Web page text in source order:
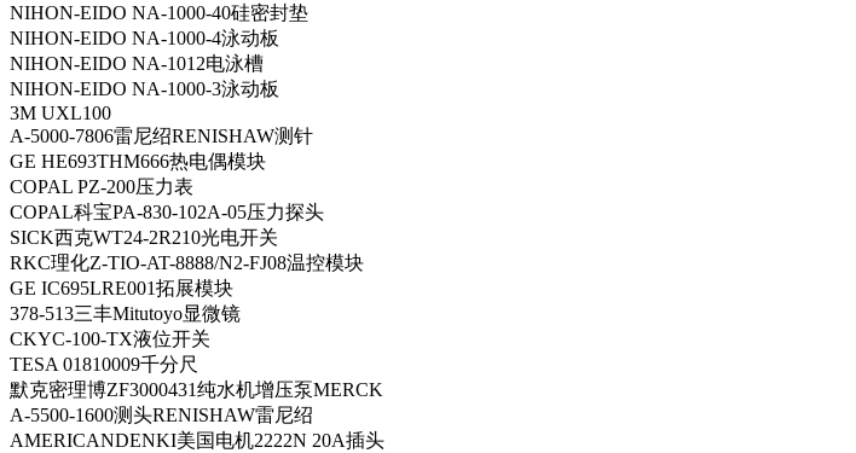
NIHON-EIDO NA-1000-40硅密封垫
NIHON-EIDO NA-1000-4泳动板
NIHON-EIDO NA-1012电泳槽
NIHON-EIDO NA-1000-3泳动板
3M UXL100
A-5000-7806雷尼绍RENISHAW测针
GE HE693THM666热电偶模块
COPAL PZ-200压力表
COPAL科宝PA-830-102A-05压力探头
SICK西克WT24-2R210光电开关
RKC理化Z-TIO-AT-8888/N2-FJ08温控模块
GE IC695LRE001拓展模块
378-513三丰Mitutoyo显微镜
CKYC-100-TX液位开关
TESA 01810009千分尺
默克密理博ZF3000431纯水机增压泵MERCK
A-5500-1600测头RENISHAW雷尼绍
AMERICANDENKI美国电机2222N 20A插头